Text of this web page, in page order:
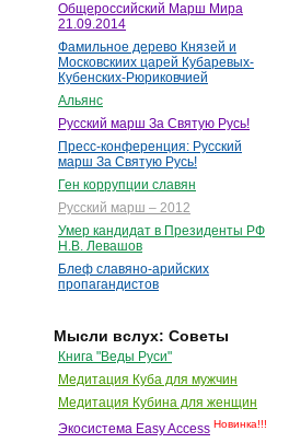
Общероссийский Марш Мира
21.09.2014
Фамильное дерево Князей и
Московскиих царей Кубаревых-
Кубенских-Рюриковчией
Альянс
Русский марш За Святую Русь!
Пресс-конференция: Русский
марш За Святую Русь!
Ген коррупции славян
Русский марш – 2012
Умер кандидат в Президенты РФ
Н.В. Левашов
Блеф славяно-арийских
пропагандистов
Мысли вслух: Советы
Книга "Веды Руси"
Медитация Куба для мужчин
Медитация Кубина для женщин
Экосистема Easy Access Новинка!!!